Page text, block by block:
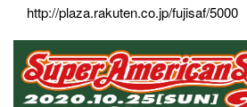
http://plaza.rakuten.co.jp/fujisaf/5000